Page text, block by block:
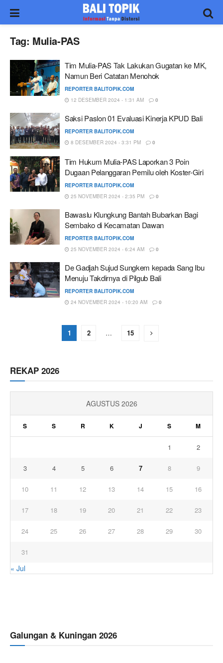
Tag: Mulia-PAS
Tim Mulia-PAS Tak Lakukan Gugatan ke MK,
Namun Beri Catatan Menohok
REPORTER BALITOPIK.COM
12 DESEMBER 2024 - 1:31 AM
0
Saksi Paslon 01 Evaluasi Kinerja KPUD Bali
REPORTER BALITOPIK.COM
8 DESEMBER 2024 - 3:31 PM
0
Tim Hukum Mulia-PAS Laporkan 3 Poin
Dugaan Pelanggaran Pemilu oleh Koster-Giri
REPORTER BALITOPIK.COM
25 NOVEMBER 2024 - 2:35 PM
0
Bawaslu Klungkung Bantah Bubarkan Bagi
Sembako di Kecamatan Dawan
REPORTER BALITOPIK.COM
25 NOVEMBER 2024 - 6:24 AM
0
De Gadjah Sujud Sungkem kepada Sang Ibu
Menuju Takdirnya di Pilgub Bali
REPORTER BALITOPIK.COM
24 NOVEMBER 2024 - 10:20 AM
0
1 2 … 15
REKAP 2026
AGUSTUS 2026
S S R K J S M
1 2
3 4 5 6 7 8 9
10 11 12 13 14 15 16
17 18 19 20 21 22 23
24 25 26 27 28 29 30
31
« Jul
Galungan & Kuningan 2026